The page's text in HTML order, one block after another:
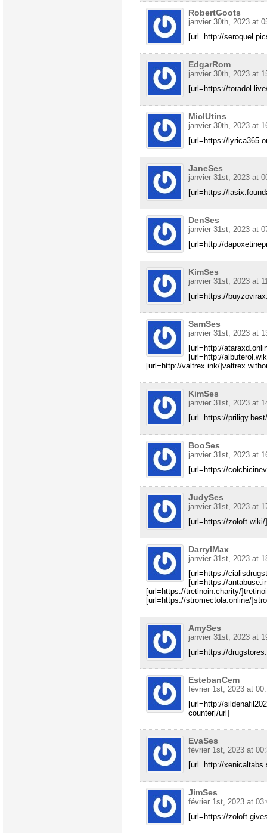
RobertGoots
janvier 30th, 2023 at
[url=http://
EdgarRom
janvier 30th, 2023 at
[url=https://
MiclUtins
janvier 30th, 2023 at
[url=https://
JaneSes
janvier 31st, 2023 at
[url=https://
DenSes
janvier 31st, 2023 at
[url=http://
KimSes
janvier 31st, 2023 at
[url=https://
SamSes
janvier 31st, 2023 at
[url=http://
[url=http://
[url=http://valtrex.ink/]valtrex
KimSes
janvier 31st, 2023 at
[url=https://
BooSes
janvier 31st, 2023 at
[url=https://
JudySes
janvier 31st, 2023 at
[url=https://
DarrylMax
janvier 31st, 2023 at
[url=https://
[url=https://
[url=https://tretinoin.charity/
[url=https://stromectola.online/
AmySes
janvier 31st, 2023 at
[url=https://
EstebanCem
février 1st, 2023 at
[url=http://
counter[/url]
EvaSes
février 1st, 2023 at
[url=http://
JimSes
février 1st, 2023 at
[url=https://